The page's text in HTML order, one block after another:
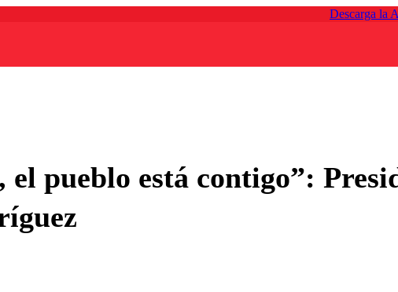
Descarga la
pueblo está contigo”: